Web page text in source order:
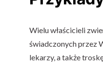
Wielu właścicieli
świadczonych przez
lekarzy, a także